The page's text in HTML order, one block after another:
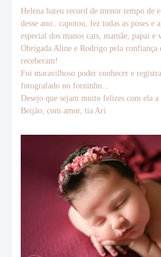
Helena bateu record de menor tempo de
desse ano.. capotou, fez todas as poses e
especial dos manos cats, mamãe, papai e
Obrigada Aline e Rodrigo pela confiança
receberam!
Foi maravilhoso poder conhecer e
fotografado no forninho...
Desejo que sejam muito felizes com ela
Beijão, com amor, tia Ari